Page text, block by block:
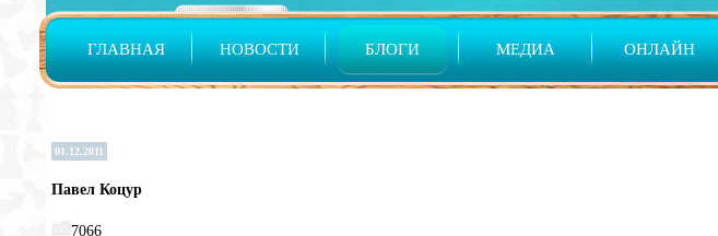
ГЛАВНАЯ НОВОСТИ БЛОГИ МЕДИА ОНЛАЙН
01.12.2011
Павел Коцур
7066